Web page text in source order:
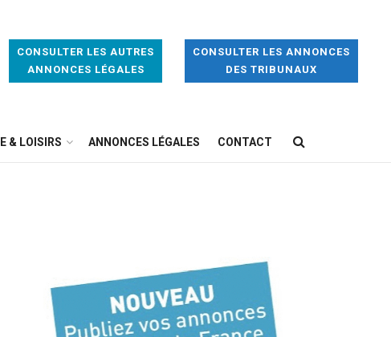
CONSULTER LES AUTRES
ANNONCES LÉGALES
CONSULTER LES ANNONCES
DES TRIBUNAUX
& LOISIRS ANNONCES LÉGALES CONTACT